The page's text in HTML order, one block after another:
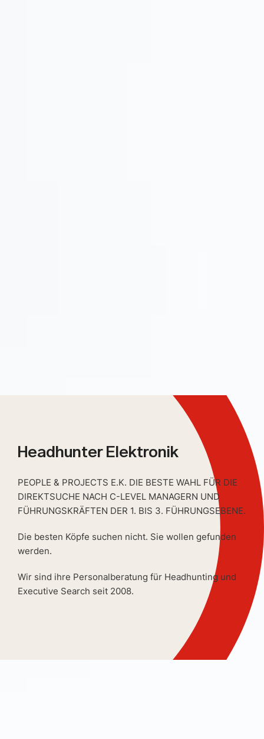
Headhunter Elektronik
PEOPLE & PROJECTS E.K. DIE BESTE WAHL FÜR DIE
DIREKTSUCHE NACH C-LEVEL MANAGERN UND
FÜHRUNGSKRÄFTEN DER 1. BIS 3. FÜHRUNGSEBENE.
Die besten Köpfe suchen nicht. Sie wollen gefunden
werden.
Wir sind ihre Personalberatung für Headhunting und
Executive Search seit 2008.